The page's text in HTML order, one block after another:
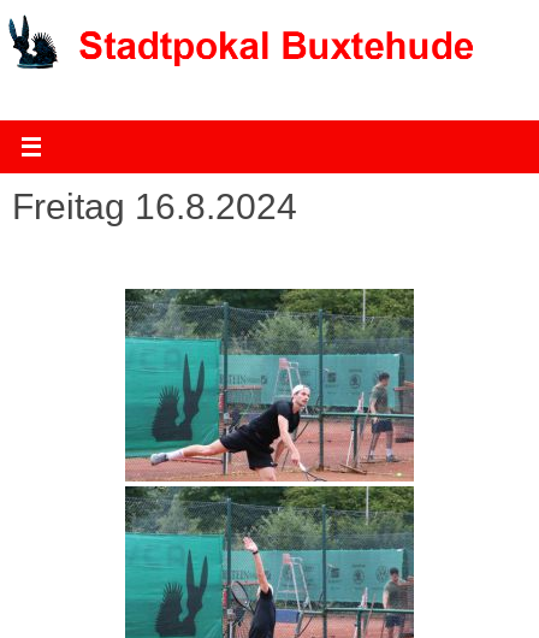
Zum
Inhalt
Freitag 16.8.2024